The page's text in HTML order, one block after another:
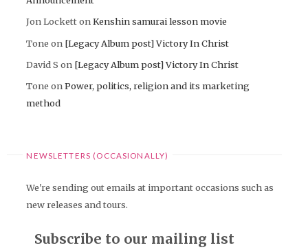
Jon LockettonKenshin samurai lesson movie
Tone on [Legacy Album post] Victory In Christ
David S on [Legacy Album post] Victory In Christ
Tone onPower, politics, religion and its marketing
method
NEWSLETTERS (OCCASIONALLY)
We're sending out emails at important occasions such as
new releases and tours.
Subscribe to our mailing list